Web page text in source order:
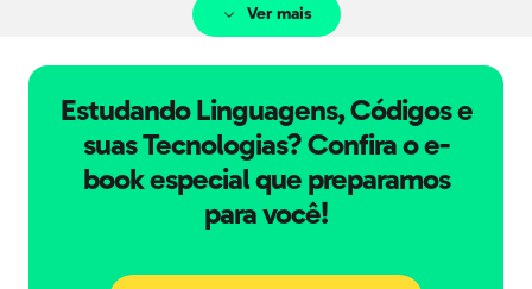
Ver mais
Estudando Linguagens, Códigos e
suas Tecnologias? Confira o e-
book especial que preparamos
para você!